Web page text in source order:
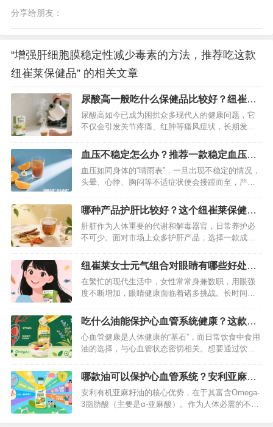
分享给朋友：
“增强肝细胞膜稳定性减少毒素的方法，推荐吃这款
纽崔莱保健品” 的相关文章
尿酸高一般吃什么保健品比较好？纽崔莱
舒苓易固体饮料辅助降尿酸非常好
尿酸高如今已成为困扰众多现代人的健康问题，它
不仅会引发关节疼痛、红肿等痛风症状，长期发展
扰，除了调整饮食和生活习惯，选择合适的保健品
辅助调理也至关重要。在众多保健品中，纽崔莱舒
苓益固体饮料脱颖而出，成为尿酸高人群的优质之
选。…
血压不稳定怎么办？推荐一款稳定血压的
产品
血压如同身体的“晴雨表”，一旦出现不稳定的情况，
头晕、心悸、胸闷等不适症状便会接踵而至，严重
血压的起伏不定，除了调整生活方式，选择一款可
靠的辅助产品也至关重要。纽崔莱汉本萃葆芯饮
品，凭借天然草本配方与科学调节机制，成为稳定
血压的优质之选，为血压健康保驾护航…
哪种产品护肝比较好？这个纽崔莱保健品
护肤效果好
肝脏作为人体重要的代谢和解毒器官，日常养护必
不可少。面对市场上众多护肝产品，选择一款成分
葆芯饮品就是不错的选择。…
纽崔莱女士元气组合对眼睛有哪些好处？
详细为你揭秘一下
在繁忙的现代生活中，女性常常身兼数职，用眼强
度不断增加，眼睛健康面临着诸多挑战。长时间盯
让眼睛疲惫不堪，甚至引发各种眼部问题。幸好，
纽崔莱女士元气组合中蕴含多种对眼睛有益的维生
素，为女性的眼部健康撑起了一把保护伞。…
吃什么油能保护心血管系统健康？这款安
利有机亚麻籽油就可以
心血管健康是人体健康的“基石”，而日常饮食中食用
油的选择，与心血管状态密切相关。想要通过饮食
食用油中，亚麻籽油因富含特殊营养成分，成为保
护心血管的优质选择，其中安利有机亚麻籽油更是
凭借卓越品质，成为不少人的健康优选。…
哪款油可以保护心血管系统？安利亚麻籽
油能有效保护心血管健康
安利有机亚麻籽油的核心优势，在于其富含Omega-
3脂肪酸（主要是α-亚麻酸）。作为人体必需的不饱